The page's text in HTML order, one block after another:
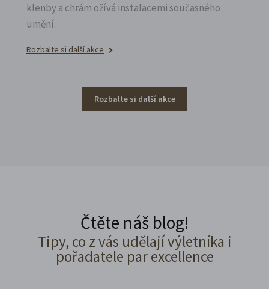
klenby a chrám ožívá instalacemi současného
umění.
Rozbalte si další akce
Rozbalte si další akce
Čtěte náš blog!
Tipy, co z vás udělají výletníka i
pořadatele par excellence